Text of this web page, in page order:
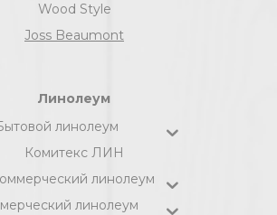
Wood Style
Joss Beaumont
Линолеум
линолеум
Комитекс ЛИН
линолеум
линолеум